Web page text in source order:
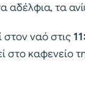
τα
ναό στις
καφενείο